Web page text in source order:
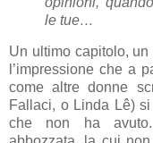
le tue…
Un ultimo capitolo,
l’impressione che a
come altre donne
Fallaci, o Linda Lê)
che non ha